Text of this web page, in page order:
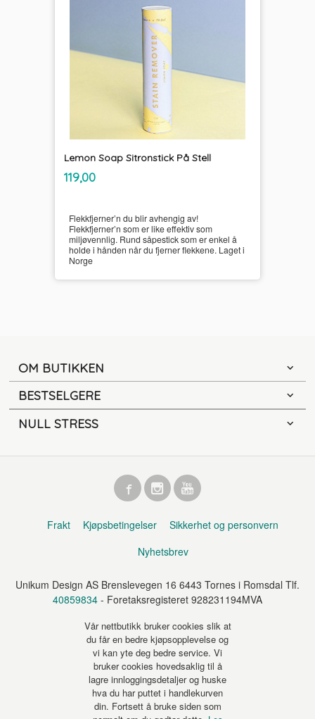
Lemon Soap Sitronstick På Stell
Pris
119,00mva.
Flekkfjerner’n du blir avhengig av!
Flekkfjerner’n som er like effektiv som
miljøvennlig. Rund såpestick som er enkel å
holde i hånden når du fjerner flekkene. Laget i
Norge
OM BUTIKKEN
BESTSELGERE
NULL STRESS
Frakt Kjøpsbetingelser
Sikkerhet og personvern
Nyhetsbrev
Unikum Design AS Brenslevegen 16 6443 Tornes i Romsdal Tlf.
40859834 - Foretaksregisteret 928231194MVA
Vår nettbutikk bruker cookies slik at
du får en bedre kjøpsopplevelse og
vi kan yte deg bedre service. Vi
bruker cookies hovedsaklig til å
lagre innloggingsdetaljer og huske
hva du har puttet i handlekurven
din. Fortsett å bruke siden som